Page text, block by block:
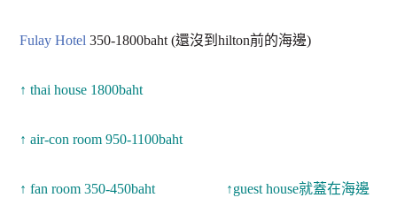
Fulay Hotel 350-1800baht (還沒到hilton前的海邊)
↑ thai house 1800baht
↑ air-con room 950-1100baht
↑ fan room 350-450baht ↑guest house就蓋在海邊